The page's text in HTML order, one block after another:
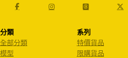
分類
全部分類
模型
系列
特價貨品
限購貨品